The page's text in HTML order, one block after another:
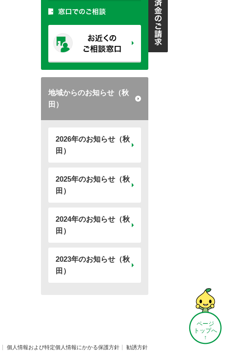
地域からのお知らせ（秋
田）
2026年のお知らせ（秋
田）
2025年のお知らせ（秋
田）
2024年のお知らせ（秋
田）
2023年のお知らせ（秋
田）
ページ
トップへ
↑
個人情報および特定個人情報にかかる保護方針 勧誘方針